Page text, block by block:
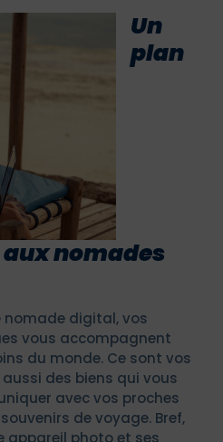
Un
plan
nomades
nomade digital, vos
vous accompagnent
du monde. Ce sont vos
des biens qui vous
avec vos proches
de voyage. Bref,
appareil photo et ses